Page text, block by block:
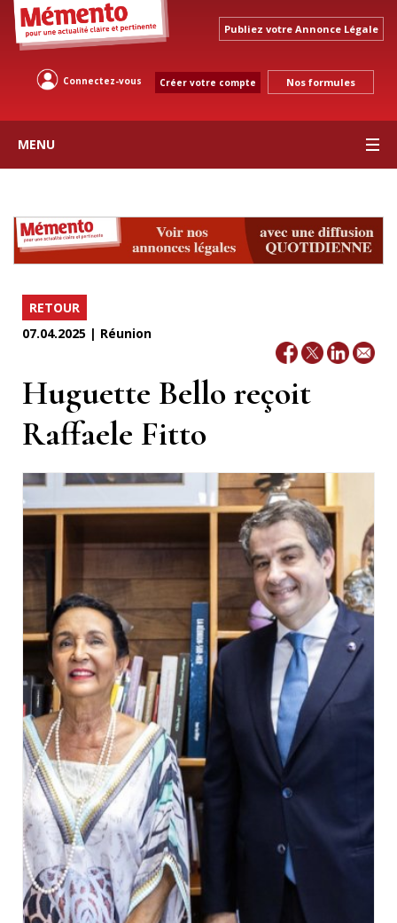
Publiez votre Annonce Légale
Connectez-vous Créer votre compte Nos formules
MENU
RETOUR
07.04.2025 | Réunion
Huguette Bello reçoit
Raffaele Fitto